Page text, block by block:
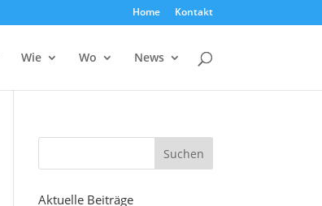
Home Kontakt
Wie Wo News
Aktuelle Beiträge